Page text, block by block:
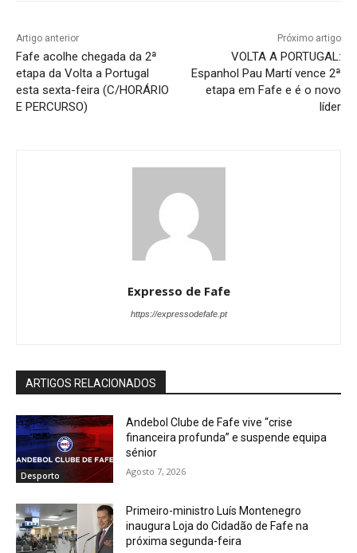
Artigo anterior
Fafe acolhe chegada da 2ª
etapa da Volta a Portugal
esta sexta-feira (C/HORÁRIO
E PERCURSO)
Próximo artigo
VOLTA A PORTUGAL:
Espanhol Pau Martí vence 2ª
etapa em Fafe e é o novo
líder
Expresso de Fafe
https://expressodefafe.pt
ARTIGOS RELACIONADOS
Desporto
Andebol Clube de Fafe vive “crise
financeira profunda” e suspende equipa
sénior
Agosto 7, 2026
Primeiro-ministro Luís Montenegro
inaugura Loja do Cidadão de Fafe na
próxima segunda-feira